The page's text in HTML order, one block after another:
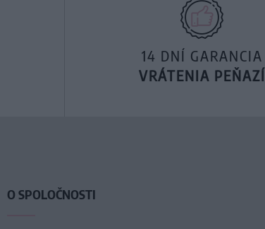
14 DNÍ GARANCIA
VRÁTENIA PEŇAZÍ
O SPOLOČNOSTI